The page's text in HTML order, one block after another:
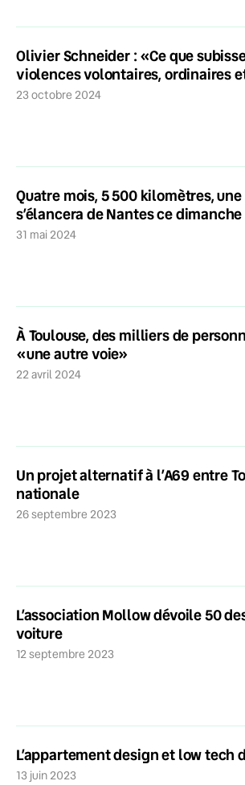
Olivier Schneider : «Ce que
violences volontaires, ordinaires
23 octobre 2024
Quatre mois, 5 500 kilomètres,
s’élancera de Nantes ce dimanche
31 mai 2024
À Toulouse, des milliers de
«une autre voie»
22 avril 2024
Un projet alternatif à l’A69 entre
nationale
26 septembre 2023
L’association Mollow dévoile 50
voiture
12 septembre 2023
L’appartement design et low tech
13 juin 2023